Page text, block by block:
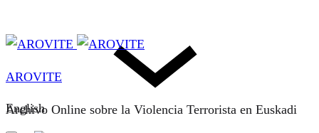
English
AROVITE
Archivo Online sobre la Violencia Terrorista en Euskadi